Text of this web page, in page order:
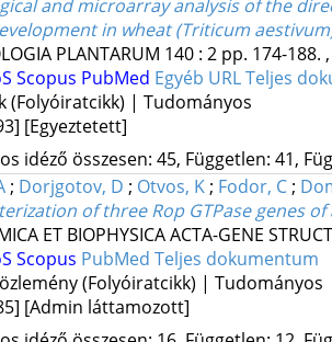
and microarray analysis of the
in wheat (Triticum
PLANTARUM 140: 2 pp. 174-188.
Scopus PubMed Egyéb URLTeljes
(Folyóiratcikk) | Tudományos
[Egyeztetett]
idéző összesen: 45, Független: 41,
; Dorjgotov, D ; Otvos, K ; Fodor, C ;
of three Rop GTPase genes
ET BIOPHYSICA ACTA-GENE
Scopus PubMed Teljes dokumentum
(Folyóiratcikk) | Tudományos
[Admin láttamozott]